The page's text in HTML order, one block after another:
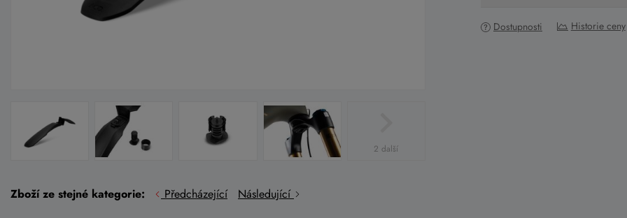
2 další
Zboží ze stejné kategorie: Předcházející Následující
Dostupnosti Historie ceny